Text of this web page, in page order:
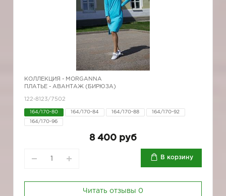
КОЛЛЕКЦИЯ - MORGANNA
ПЛАТЬЕ - АВАНТАЖ (БИРЮЗА)
122-8123/7502
164/170-80 164/170-84 164/170-88 164/170-92
164/170-96
8 400 руб
В корзину
Читать отзывы 0